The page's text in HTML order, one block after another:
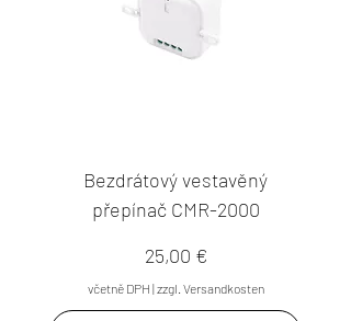
Bezdrátový vestavěný
přepínač CMR-2000
Cena
25,00 €
včetně DPH |zzgl. Versandkosten